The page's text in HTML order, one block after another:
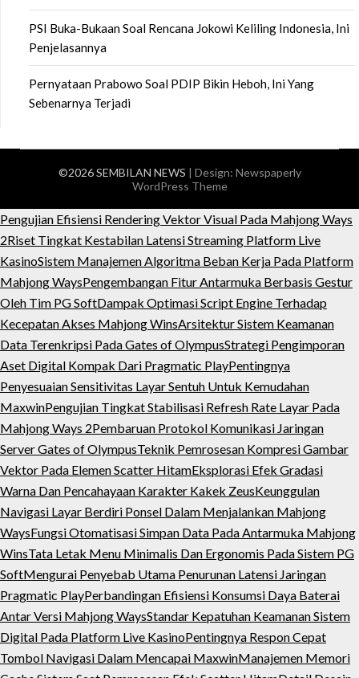
PSI Buka-Bukaan Soal Rencana Jokowi Keliling Indonesia, Ini
Penjelasannya
Pernyataan Prabowo Soal PDIP Bikin Heboh, Ini Yang
Sebenarnya Terjadi
©2026 SEMBILAN NEWS | Design: Newspaperly
WordPress Theme
Pengujian Efisiensi Rendering Vektor Visual Pada Mahjong Ways
2Riset Tingkat Kestabilan Latensi Streaming Platform Live
KasinoSistem Manajemen Algoritma Beban Kerja Pada Platform
Mahjong WaysPengembangan Fitur Antarmuka Berbasis Gestur
Oleh Tim PG SoftDampak Optimasi Script Engine Terhadap
Kecepatan Akses Mahjong WinsArsitektur Sistem Keamanan
Data Terenkripsi Pada Gates of OlympusStrategi Pengimporan
Aset Digital Kompak Dari Pragmatic PlayPentingnya
Penyesuaian Sensitivitas Layar Sentuh Untuk Kemudahan
MaxwinPengujian Tingkat Stabilisasi Refresh Rate Layar Pada
Mahjong Ways 2Pembaruan Protokol Komunikasi Jaringan
Server Gates of OlympusTeknik Pemrosesan Kompresi Gambar
Vektor Pada Elemen Scatter HitamEksplorasi Efek Gradasi
Warna Dan Pencahayaan Karakter Kakek ZeusKeunggulan
Navigasi Layar Berdiri Ponsel Dalam Menjalankan Mahjong
WaysFungsi Otomatisasi Simpan Data Pada Antarmuka Mahjong
WinsTata Letak Menu Minimalis Dan Ergonomis Pada Sistem PG
SoftMengurai Penyebab Utama Penurunan Latensi Jaringan
Pragmatic PlayPerbandingan Efisiensi Konsumsi Daya Baterai
Antar Versi Mahjong WaysStandar Kepatuhan Keamanan Sistem
Digital Pada Platform Live KasinoPentingnya Respon Cepat
Tombol Navigasi Dalam Mencapai MaxwinManajemen Memori